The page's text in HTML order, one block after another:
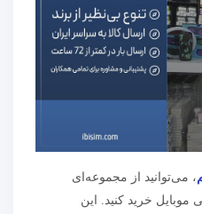
، می‌توانید از مجموعه‌ای
موبایل خرید کنید. این